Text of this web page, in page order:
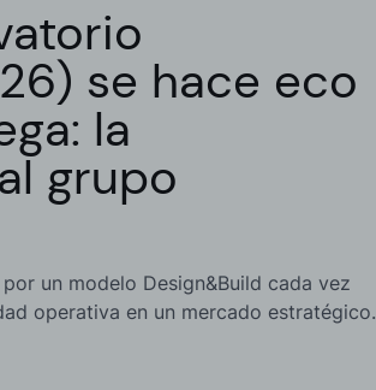
se hace eco
la
grupo
un modelo Design&Build cada vez
operativa en un mercado estratégico.